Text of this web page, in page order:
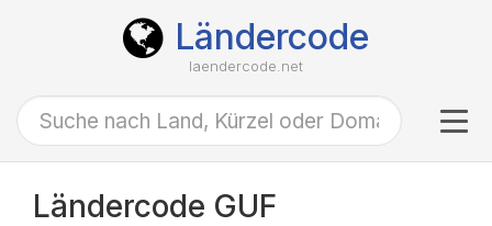
Ländercode
laendercode.net
Ländercode GUF